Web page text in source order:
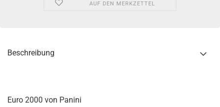
AUF DEN MERKZETTEL
Beschreibung
Euro 2000 von Panini